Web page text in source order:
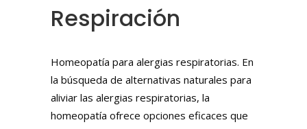
Respiración
Homeopatía para alergias respiratorias. En
la búsqueda de alternativas naturales para
aliviar las alergias respiratorias, la
homeopatía ofrece opciones eficaces que